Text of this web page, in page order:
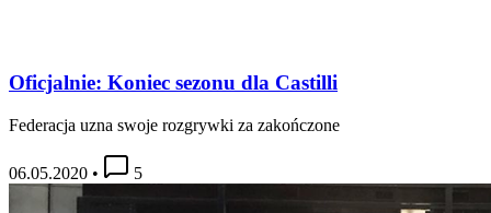
Oficjalnie: Koniec sezonu dla Castilli
Federacja uzna swoje rozgrywki za zakończone
06.05.2020 • 5